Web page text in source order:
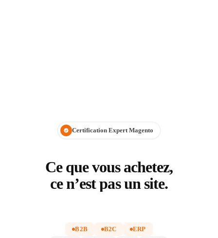
Certification Expert Magento
Ce que vous achetez,
ce n’est pas un site.
B2B B2C
ERP